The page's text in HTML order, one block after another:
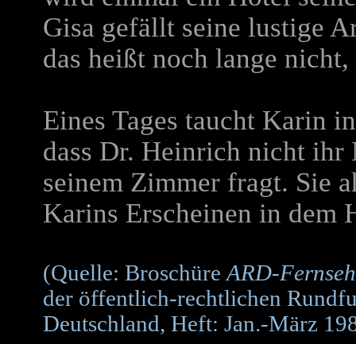
Gisa gefällt seine lustige
das heißt noch lange
Eines Tages taucht Karin
dass Dr. Heinrich nicht ihr
seinem Zimmer fragt. Sie
Karins Erscheinen in dem
(Quelle: Broschüre ARD-
der öffentlich-rechtlichen
Deutschland, Heft: Jan.-März